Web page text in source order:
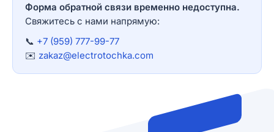
Форма обратной связи временно недоступна.
Свяжитесь с нами напрямую:
📞 +7 (959) 777-99-77
✉️ zakaz@electrotochka.com